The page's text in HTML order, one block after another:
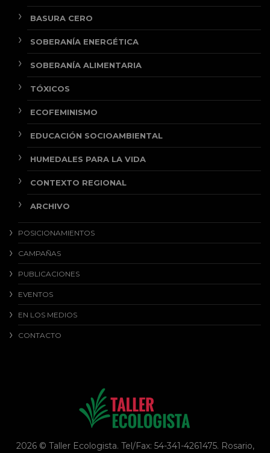
BASURA CERO
SOBERANÍA ENERGÉTICA
SOBERANÍA ALIMENTARIA
TÓXICOS
ECOFEMINISMO
EDUCACIÓN SOCIOAMBIENTAL
HUMEDALES PARA LA VIDA
CONTEXTO REGIONAL
ARCHIVO
POSICIONAMIENTOS
CAMPAÑAS
PUBLICACIONES
EVENTOS
EN LOS MEDIOS
CONTACTO
2026 © Taller Ecologista. Tel/Fax: 54-341-4261475. Rosario,